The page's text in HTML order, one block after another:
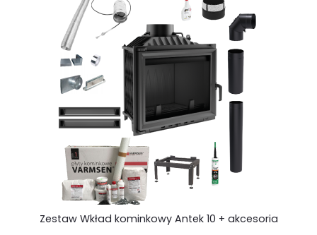
Zestaw Wkład kominkowy Antek 10 + akcesoria